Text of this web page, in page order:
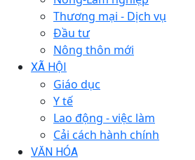
Thương mại - Dịch vụ
Đầu tư
Nông thôn mới
XÃ HỘI
Giáo dục
Y tế
Lao động - việc làm
Cải cách hành chính
VĂN HÓA